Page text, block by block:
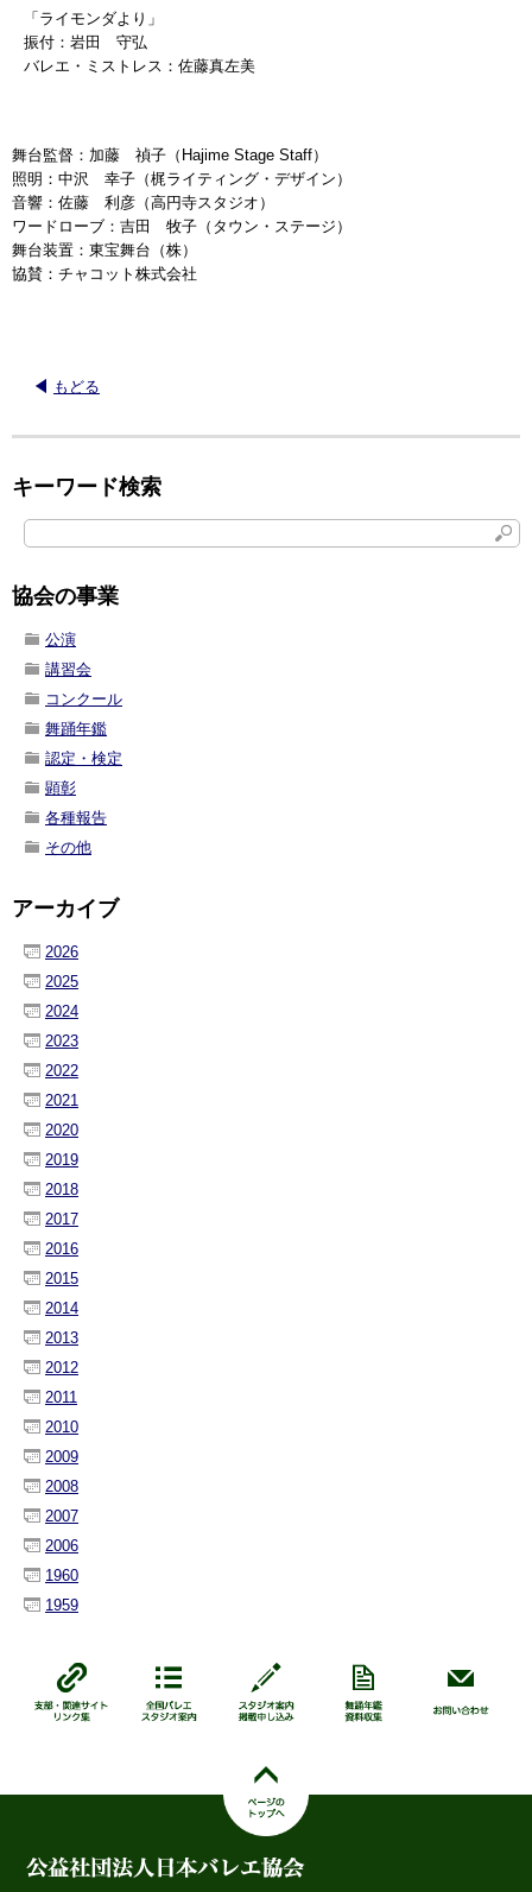
「ライモンダより」
振付：岩田 守弘
バレエ・ミストレス：佐藤真左美
舞台監督：加藤 禎子（Hajime Stage Staff）
照明：中沢 幸子（梶ライティング・デザイン）
音響：佐藤 利彦（高円寺スタジオ）
ワードローブ：吉田 牧子（タウン・ステージ）
舞台装置：東宝舞台（株）
協賛：チャコット株式会社
もどる
キーワード検索
協会の事業
公演
講習会
コンクール
舞踊年鑑
認定・検定
顕彰
各種報告
その他
アーカイブ
2026
2025
2024
2023
2022
2021
2020
2019
2018
2017
2016
2015
2014
2013
2012
2011
2010
2009
2008
2007
2006
1960
1959